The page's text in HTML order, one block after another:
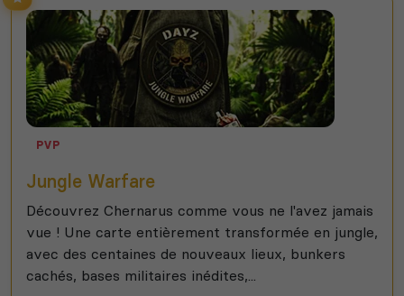
PVP
Jungle Warfare
Découvrez Chernarus comme vous ne l'avez jamais
vue ! Une carte entièrement transformée en jungle,
avec des centaines de nouveaux lieux, bunkers
cachés, bases militaires inédites,...